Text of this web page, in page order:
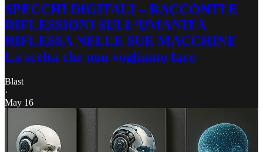
SPECCHI DIGITALI – RACCONTI E
RIFLESSIONI SULL’UMANITÀ
RIFLESSA NELLE SUE MACCHINE -
La scelta che non vogliamo fare
Blast
·
May 16